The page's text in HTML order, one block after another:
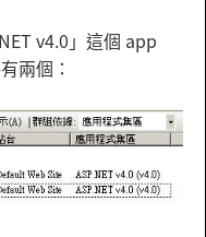
v4.0」這個 app
兩個：